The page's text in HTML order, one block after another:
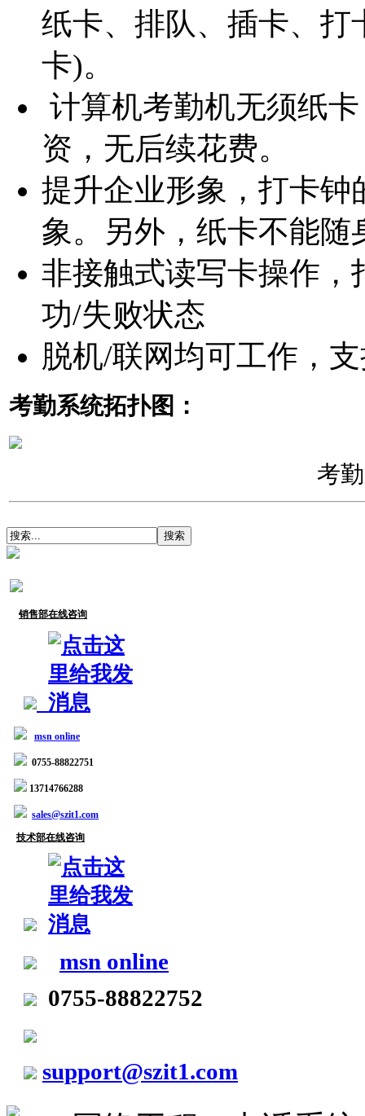
纸卡、排队、插卡、打
卡)。
计算机考勤机无须纸
资，无后续花费。
提升企业形象，打卡钟
象。另外，纸卡不能随
非接触式读写卡操作，
功/失败状态
脱机/联网均可工作，
考勤系统拓扑图：
考
销售部在线咨询
msn online
0755-88822751
13714766288
sales@szit1.com
技术部在线咨询
msn online
0755-88822752
support@szit1.com